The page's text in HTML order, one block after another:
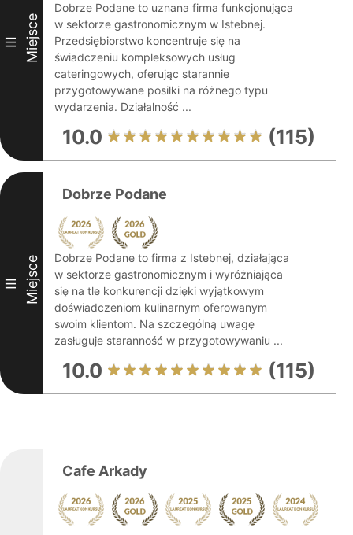
III Miejsce
Dobrze Podane to uznana firma funkcjonująca
w sektorze gastronomicznym w Istebnej.
Przedsiębiorstwo koncentruje się na
świadczeniu kompleksowych usług
cateringowych, oferując starannie
przygotowywane posiłki na różnego typu
wydarzenia. Działalność ...
10.0 (115)
III Miejsce
Dobrze Podane
Dobrze Podane to firma z Istebnej, działająca
w sektorze gastronomicznym i wyróżniająca
się na tle konkurencji dzięki wyjątkowym
doświadczeniom kulinarnym oferowanym
swoim klientom. Na szczególną uwagę
zasługuje staranność w przygotowywaniu ...
10.0 (115)
Cafe Arkady